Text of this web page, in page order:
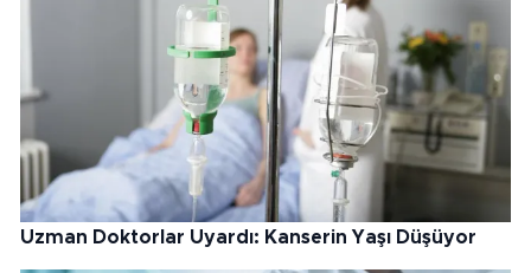
Uzman Doktorlar Uyardı: Kanserin Yaşı Düşüyor